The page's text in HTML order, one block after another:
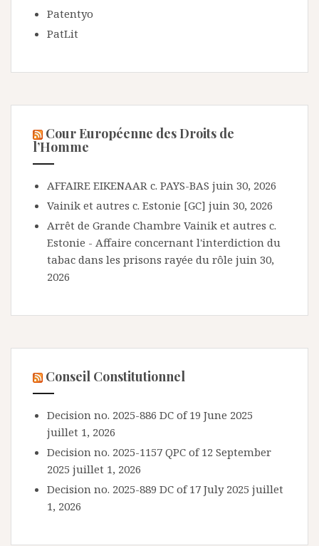
Patentyo
PatLit
Cour Européenne des Droits de
l’Homme
AFFAIRE EIKENAAR c. PAYS-BAS juin 30, 2026
Vainik et autres c. Estonie [GC] juin 30, 2026
Arrêt de Grande Chambre Vainik et autres c.
Estonie - Affaire concernant l'interdiction du
tabac dans les prisons rayée du rôle juin 30,
2026
Conseil Constitutionnel
Decision no. 2025-886 DC of 19 June 2025
juillet 1, 2026
Decision no. 2025-1157 QPC of 12 September
2025 juillet 1, 2026
Decision no. 2025-889 DC of 17 July 2025 juillet
1, 2026